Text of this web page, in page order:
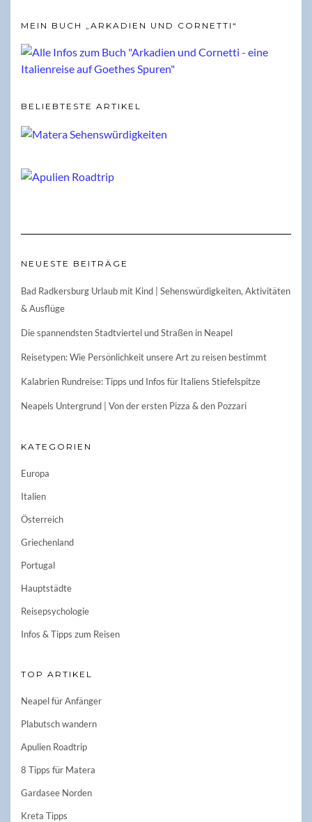
MEIN BUCH „ARKADIEN UND CORNETTI“
BELIEBTESTE ARTIKEL
NEUESTE BEITRÄGE
Bad Radkersburg Urlaub mit Kind | Sehenswürdigkeiten, Aktivitäten
& Ausflüge
Die spannendsten Stadtviertel und Straßen in Neapel
Reisetypen: Wie Persönlichkeit unsere Art zu reisen bestimmt
Kalabrien Rundreise: Tipps und Infos für Italiens Stiefelspitze
Neapels Untergrund | Von der ersten Pizza & den Pozzari
KATEGORIEN
Europa
Italien
Österreich
Griechenland
Portugal
Hauptstädte
Reisepsychologie
Infos & Tipps zum Reisen
TOP ARTIKEL
Neapel für Anfänger
Plabutsch wandern
Apulien Roadtrip
8 Tipps für Matera
Gardasee Norden
Kreta Tipps